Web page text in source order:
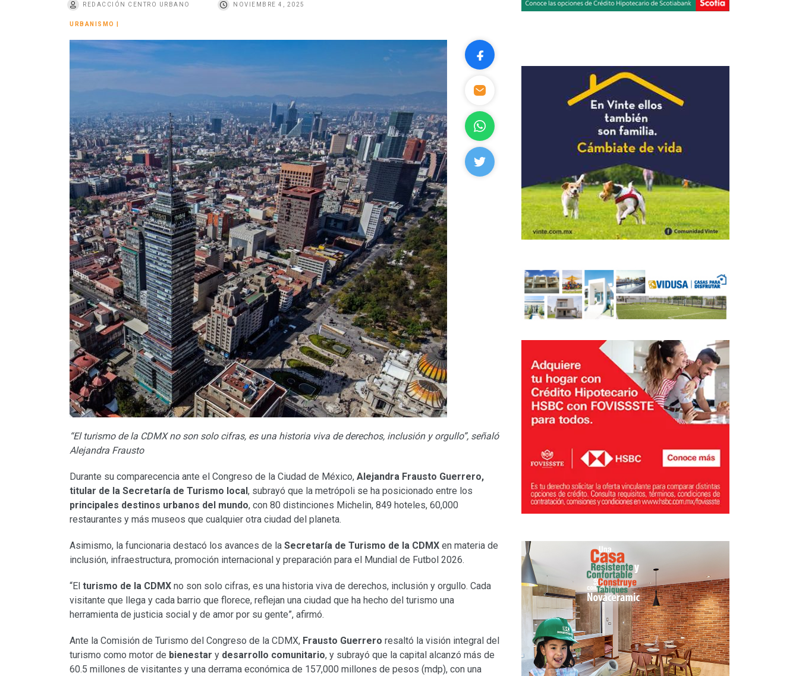
REDACCIÓN CENTRO URBANO NOVIEMBRE 4, 2025
URBANISMO
“El turismo de la CDMX no son solo cifras, es una historia viva de derechos, inclusión y orgullo”, señaló
Alejandra Frausto
Durante su comparecencia ante el Congreso de la Ciudad de México, Alejandra Frausto Guerrero,
titular de la Secretaría de Turismo local , subrayó que la metrópoli se ha posicionado entre los
principales destinos urbanos del mundo, con 80 distinciones Michelin, 849 hoteles, 60,000
restaurantes y más museos que cualquier otra ciudad del planeta.
Asimismo, la funcionaria destacó los avances de la Secretaría de Turismo de la CDMX en materia de
inclusión, infraestructura, promoción internacional y preparación para el Mundial de Futbol 2026.
“El turismo de la CDMX no son solo cifras, es una historia viva de derechos, inclusión y orgullo. Cada
visitante que llega y cada barrio que florece, reflejan una ciudad que ha hecho del turismo una
herramienta de justicia social y de amor por su gente”, afirmó.
Ante la Comisión de Turismo del Congreso de la CDMX, Frausto Guerrero resaltó la visión integral del
turismo como motor de bienestar y desarrollo comunitario, y subrayó que la capital alcanzó más de
60.5 millones de visitantes y una derrama económica de 157,000 millones de pesos (mdp), con una